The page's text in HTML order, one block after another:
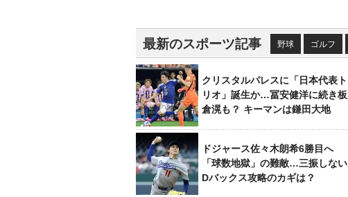
最新のスポーツ記事 野球 ゴルフ
クリスタルパレスに「日本代表ト
リオ」誕生か…冨安健洋に続き板
倉滉も？ キーマンは鎌田大地
ドジャース佐々木朗希6勝目へ
「球数地獄」の難敵…三振しない
Dバックス攻略のカギは？